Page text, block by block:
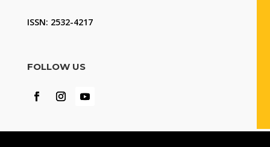
ISSN: 2532-4217
FOLLOW US